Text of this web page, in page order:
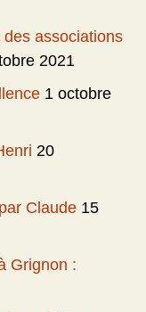
associations
2021
1 octobre
20
Claude 15
Grignon :